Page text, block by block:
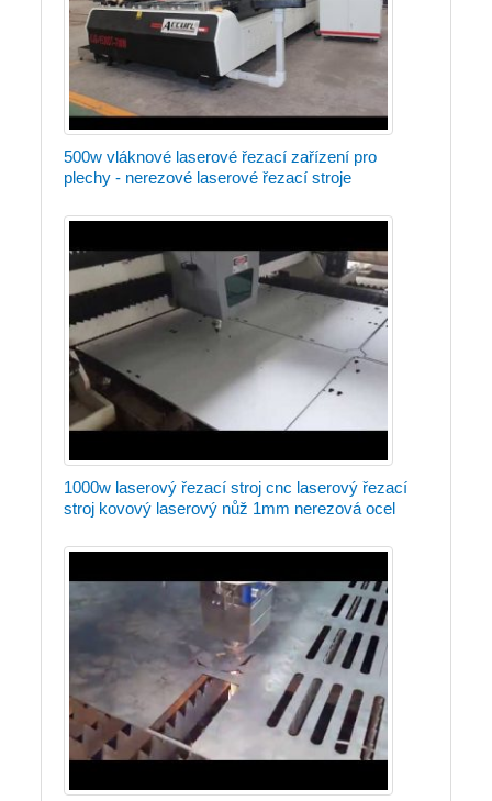
500w vláknové laserové řezací zařízení pro
plechy - nerezové laserové řezací stroje
1000w laserový řezací stroj cnc laserový řezací
stroj kovový laserový nůž 1mm nerezová ocel